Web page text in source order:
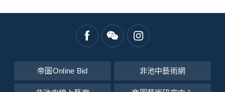
帝圖Online Bid 非池中藝術網